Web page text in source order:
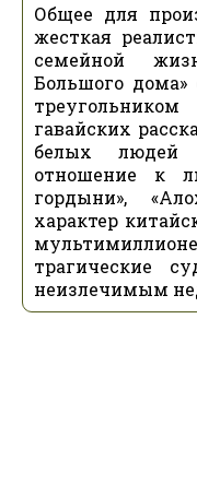
Общее для
жесткая
семейной
Большого
гавайских
белых людей
отношение к
гордыни»,
характер
трагические
неизлечимым